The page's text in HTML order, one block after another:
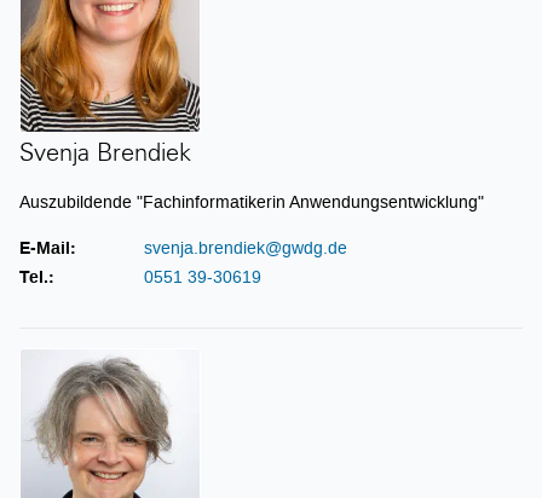
Svenja Brendiek
Auszubildende "Fachinformatikerin Anwendungsentwicklung"
E-Mail:
svenja.brendiek@gwdg.de
Tel.:
0551 39-30619